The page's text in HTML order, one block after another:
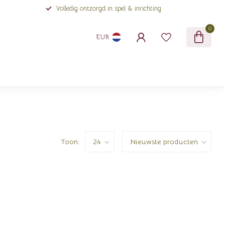
Volledig ontzorgd in spel & inrichting
EUR
0
Toon: